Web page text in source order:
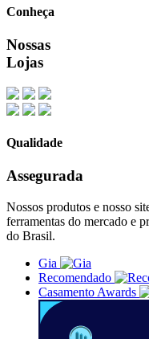
Conheça
Nossas
Lojas
Qualidade
Assegurada
Nossos produtos e nosso
ferramentas do mercado e
do Brasil.
Gia
Recomendado
Casamento Awards